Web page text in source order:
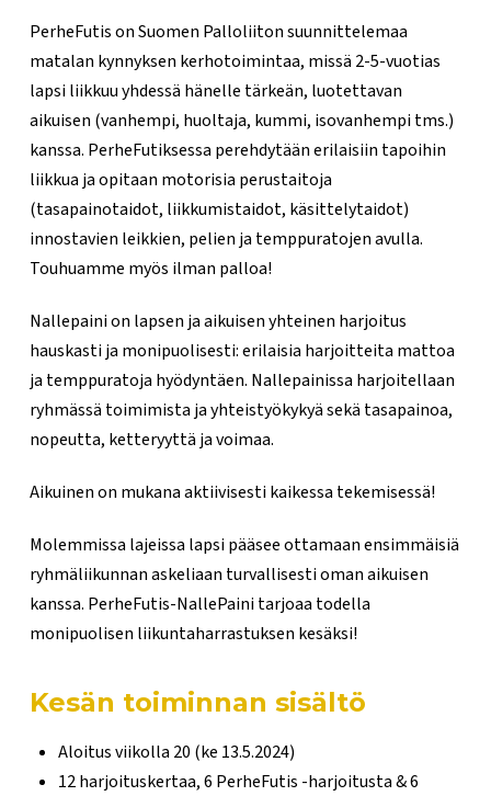
PerheFutis on Suomen Palloliiton suunnittelemaa
matalan kynnyksen kerhotoimintaa, missä 2-5-vuotias
lapsi liikkuu yhdessä hänelle tärkeän, luotettavan
aikuisen (vanhempi, huoltaja, kummi, isovanhempi tms.)
kanssa. PerheFutiksessa perehdytään erilaisiin tapoihin
liikkua ja opitaan motorisia perustaitoja
(tasapainotaidot, liikkumistaidot, käsittelytaidot)
innostavien leikkien, pelien ja temppuratojen avulla.
Touhuamme myös ilman palloa!
Nallepaini on lapsen ja aikuisen yhteinen harjoitus
hauskasti ja monipuolisesti: erilaisia harjoitteita mattoa
ja temppuratoja hyödyntäen. Nallepainissa harjoitellaan
ryhmässä toimimista ja yhteistyökykyä sekä tasapainoa,
nopeutta, ketteryyttä ja voimaa.
Aikuinen on mukana aktiivisesti kaikessa tekemisessä!
Molemmissa lajeissa lapsi pääsee ottamaan ensimmäisiä
ryhmäliikunnan askeliaan turvallisesti oman aikuisen
kanssa. PerheFutis-NallePaini tarjoaa todella
monipuolisen liikuntaharrastuksen kesäksi!
Kesän toiminnan sisältö
Aloitus viikolla 20 (ke 13.5.2024)
12 harjoituskertaa, 6 PerheFutis -harjoitusta & 6